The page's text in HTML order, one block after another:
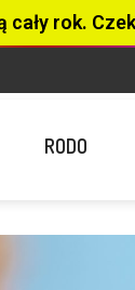
rok.
RODO